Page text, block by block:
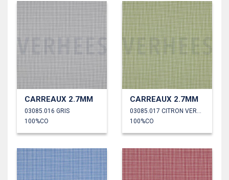
CARREAUX 2.7MM
03085.016 GRIS
100%CO
CARREAUX 2.7MM
100%CO